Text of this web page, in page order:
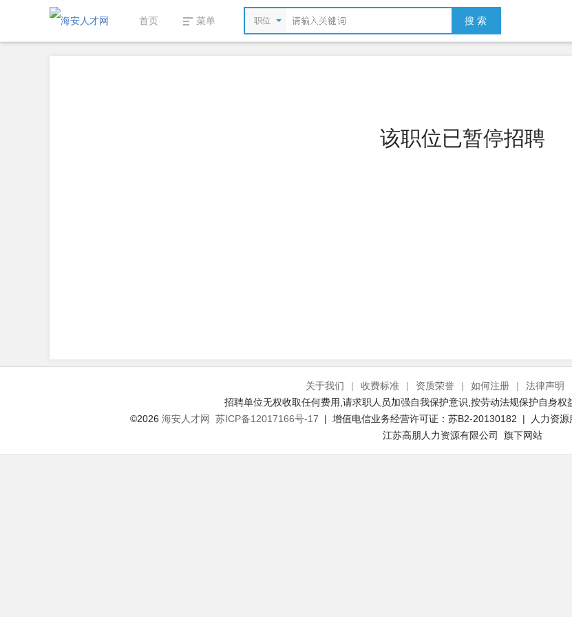
首页 菜单 职位 搜 索
该职位已暂停招聘
关于我们 | 收费标准 | 资质荣誉 | 如何注册 | 法律声明
招聘单位无权收取任何费用,请求职人员加强自我保护意识,按劳动法规保护自身权
©2026 海安人才网 苏ICP备12017166号-17 | 增值电信业务经营许可证：苏B2-20130182 | 人力资
江苏高朋人力资源有限公司 旗下网站